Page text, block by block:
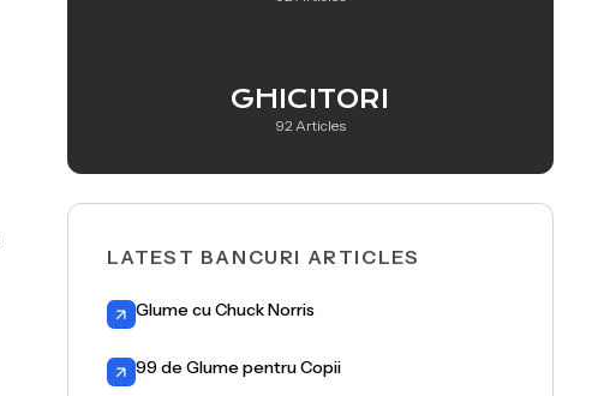
GHICITORI
92 Articles
LATEST BANCURI ARTICLES
Glume cu Chuck Norris
99 de Glume pentru Copii